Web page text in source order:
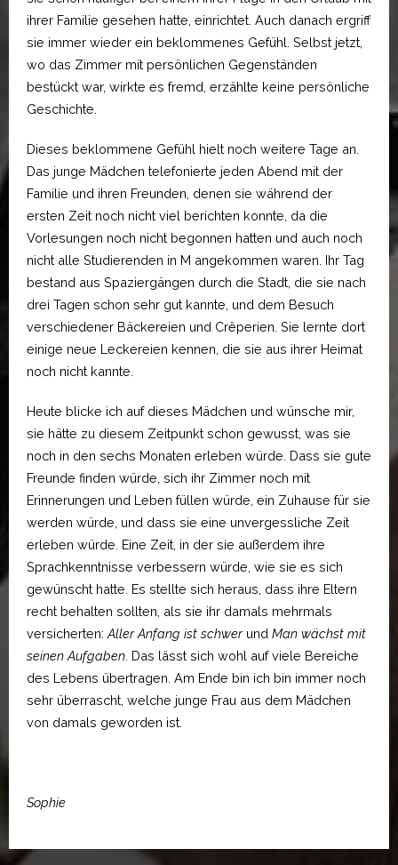
ihrer Familie gesehen hatte, einrichtet. Auch danach ergriff
sie immer wieder ein beklommenes Gefühl. Selbst jetzt,
wo das Zimmer mit persönlichen Gegenständen
bestückt war, wirkte es fremd, erzählte keine persönliche
Geschichte.
Dieses beklommene Gefühl hielt noch weitere Tage an.
Das junge Mädchen telefonierte jeden Abend mit der
Familie und ihren Freunden, denen sie während der
ersten Zeit noch nicht viel berichten konnte, da die
Vorlesungen noch nicht begonnen hatten und auch noch
nicht alle Studierenden in M angekommen waren. Ihr Tag
bestand aus Spaziergängen durch die Stadt, die sie nach
drei Tagen schon sehr gut kannte, und dem Besuch
verschiedener Bäckereien und Crêperien. Sie lernte dort
einige neue Leckereien kennen, die sie aus ihrer Heimat
noch nicht kannte.
Heute blicke ich auf dieses Mädchen und wünsche mir,
sie hätte zu diesem Zeitpunkt schon gewusst, was sie
noch in den sechs Monaten erleben würde. Dass sie gute
Freunde finden würde, sich ihr Zimmer noch mit
Erinnerungen und Leben füllen würde, ein Zuhause für sie
werden würde, und dass sie eine unvergessliche Zeit
erleben würde. Eine Zeit, in der sie außerdem ihre
Sprachkenntnisse verbessern würde, wie sie es sich
gewünscht hatte. Es stellte sich heraus, dass ihre Eltern
recht behalten sollten, als sie ihr damals mehrmals
versicherten: Aller Anfang ist schwerund Man wächst mit
seinen Aufgaben . Das lässt sich wohl auf viele Bereiche
des Lebens übertragen. Am Ende bin ich bin immer noch
sehr überrascht, welche junge Frau aus dem Mädchen
von damals geworden ist.
Sophie